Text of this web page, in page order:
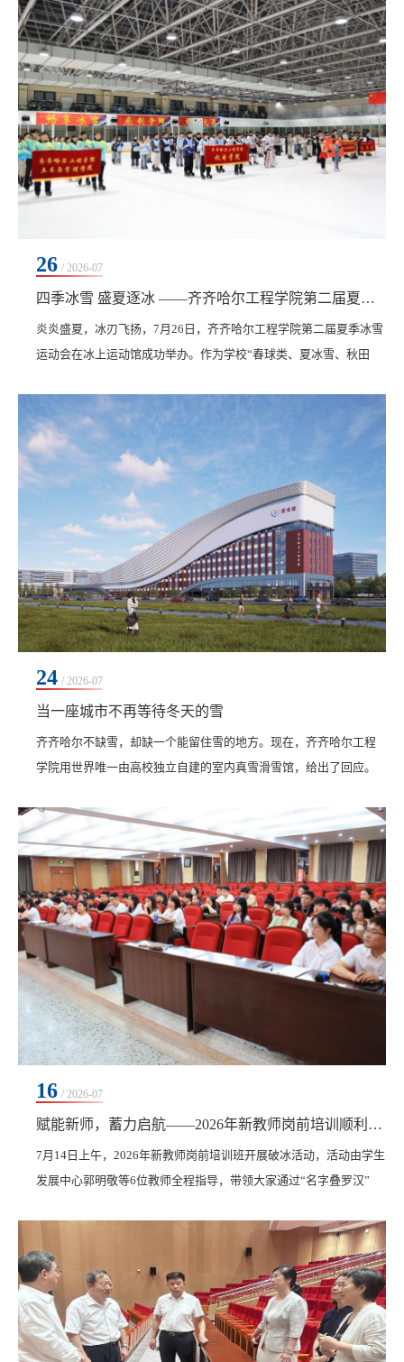
高质量发展深入交流研讨。会议由兰州大学高等教育研究院院长卢
彩晨主持。开幕式上，校长曹然彬致辞。他对各位嘉宾表示欢迎，
向合作单位致谢，并分享了学校应用型办学的实践...
26 / 2026-07
四季冰雪 盛夏逐冰 ——齐齐哈尔工程学院第二届夏季冰雪运动会成功举办
​炎炎盛夏，冰刃飞扬，7月26日，齐齐哈尔工程学院第二届夏季冰雪
运动会在冰上运动馆成功举办。作为学校“春球类、夏冰雪、秋田
的标准化室内冰馆，实现冰雪运动全年常态化开展，让师生于夏日
中沉浸式体验冰上竞技乐趣，彻底颠覆“冰雪只属于冬天”的传统认
知，彰显了学校特色体育文化品牌与学子昂扬风貌。 支撑这一“四季
冰雪”体系的，是学校对硬件设施的投入。...
24 / 2026-07
当一座城市不再等待冬天的雪
​齐齐哈尔不缺雪，却缺一个能留住雪的地方。现在，齐齐哈尔工程
学院用世界唯一由高校独立自建的室内真雪滑雪馆，给出了回应。
场馆内设初、中级雪道、雪圈道及专业教学训练区。造雪与温控系
统维持馆内恒定零下环境，让冬天被关在馆里，四季不融。很难用
一个词定义这座场馆的属性。说它是教育教学设施？它确实承担着
学校冰雪运动、设备运维、赛事服务、场馆管理等方...
16 / 2026-07
赋能新师，蓄力启航——2026年新教师岗前培训顺利开班
7月14日上午，2026年新教师岗前培训班开展破冰活动，活动由学生
发展中心郭明敬等6位教师全程指导，带领大家通过“名字叠罗汉”
场欢声笑语不断，氛围轻松热烈。大家在游戏中快速熟悉彼此，打
破初次见面的隔阂，有效拉近了同事间距离，为后续岗前培训顺利
开展打下良好基础。7月15日上午，2026年新教师岗前培训班开班式
在图书馆601报告厅举行，教师发展中心主任潘宇...